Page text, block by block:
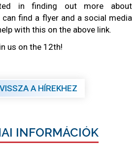
in finding out more about
can find a flyer and a social media
with this on the above link.
us on the 12th!
VISSZA A HÍREKHEZ
INFORMÁCIÓK